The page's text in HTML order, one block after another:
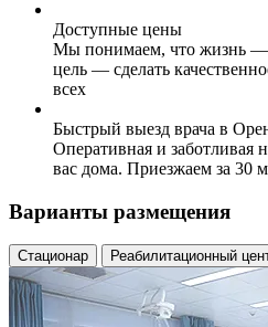
Доступные цены
Мы понимаем, что жизнь —
цель — сделать
всех
Быстрый выезд врача в
Оперативная и заботливая
вас дома. Приезжаем за 30
Варианты размещения
Стационар Реабилитационный